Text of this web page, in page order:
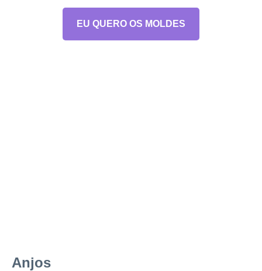
EU QUERO OS MOLDES
Anjos